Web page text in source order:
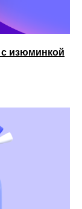
с изюминкой